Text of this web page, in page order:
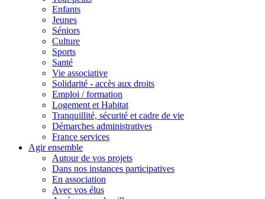
Enfants
Jeunes
Séniors
Culture
Sports
Santé
Vie associative
Solidarité - accès aux droits
Emploi / formation
Logement et Habitat
Tranquillité, sécurité et cadre de vie
Démarches administratives
France services
Agir ensemble
Autour de vos projets
Dans nos instances participatives
En association
Avec vos élus